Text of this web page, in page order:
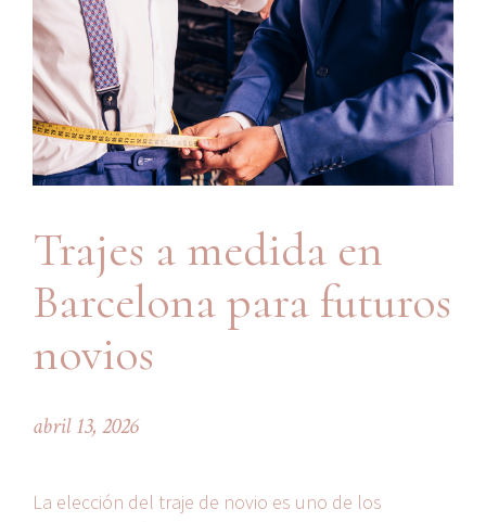
Trajes a medida en
Barcelona para futuros
novios
abril 13, 2026
La elección del traje de novio es uno de los